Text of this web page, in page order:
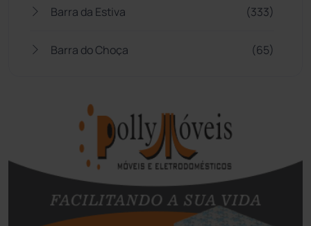
Barra da Estiva (333)
Barra do Choça (65)
Bom Jesus da Lapa
Boquira
Botuporã (72)